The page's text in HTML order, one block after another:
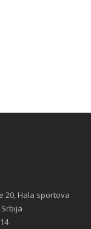
20, Hala sportova